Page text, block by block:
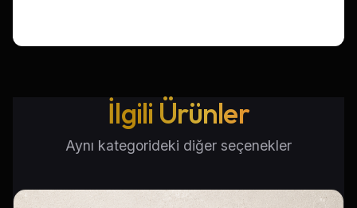
İlgili Ürünler
Aynı kategorideki diğer seçenekler